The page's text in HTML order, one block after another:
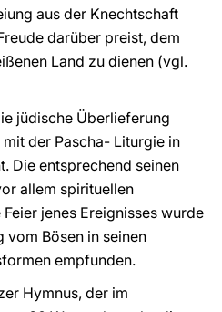
aus der Knechtschaft
darüber preist, dem
Land zu dienen (vgl.
jüdische Überlieferung
der Pascha- Liturgie in
Die entsprechend seinen
allem spirituellen
jenes Ereignisses wurde
vom Bösen in seinen
empfunden.
Hymnus, der im